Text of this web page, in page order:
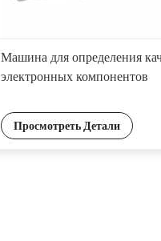
Машина для определения
электронных компонентов
Просмотреть Детали